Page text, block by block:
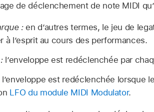
de déclenchement de note MIDI
: en d’autres termes, le jeu de
à l’esprit au cours des performances.
l’enveloppe est redéclenchée par
l’enveloppe est redéclenchée lorsque
LFO du module MIDI Modulator.